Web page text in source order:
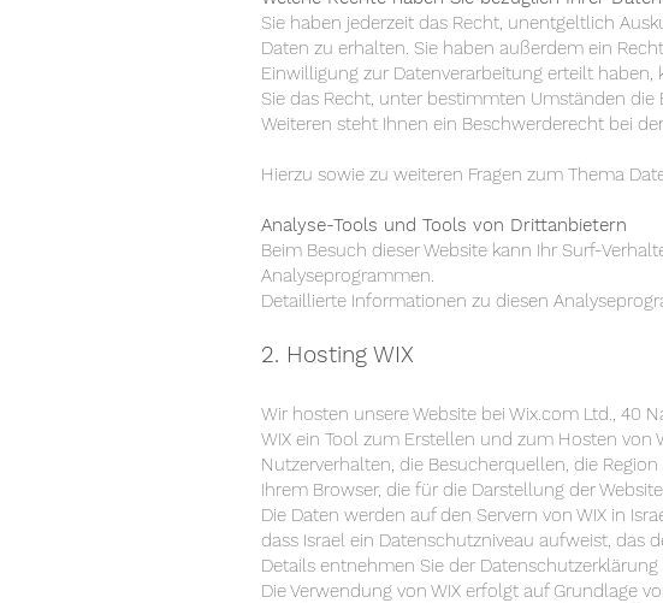
Sie haben jederzeit das Recht, unentgeltlich
Daten zu erhalten. Sie haben außerdem ein
Einwilligung zur Datenverarbeitung erteilt
Sie das Recht, unter bestimmten Umständen die
Weiteren steht Ihnen ein Beschwerderecht bei
Hierzu sowie zu weiteren Fragen zum Thema
Analyse-Tools und Tools von Drittanbietern
Beim Besuch dieser Website kann Ihr Surf-
Analyseprogrammen.
Detaillierte Informationen zu diesen
2. Hosting WIX
Wir hosten unsere Website bei Wix.com Ltd., 40
WIX ein Tool zum Erstellen und zum Hosten von
Nutzerverhalten, die Besucherquellen, die
Ihrem Browser, die für die Darstellung der
Die Daten werden auf den Servern von WIX in
dass Israel ein Datenschutzniveau aufweist, das
Details entnehmen Sie der Datenschutzerklärung
Die Verwendung von WIX erfolgt auf Grundlage